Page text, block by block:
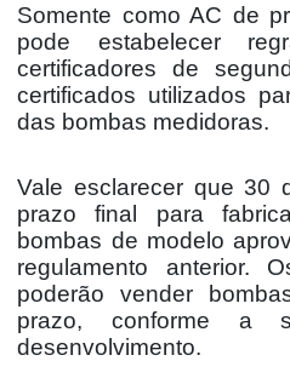
Somente como AC de
pode estabelecer
certificadores de
certificados utilizados
das bombas medidoras.
Vale esclarecer que 30
prazo final para
bombas de modelo
regulamento anterior.
poderão vender
prazo, conforme a
desenvolvimento.